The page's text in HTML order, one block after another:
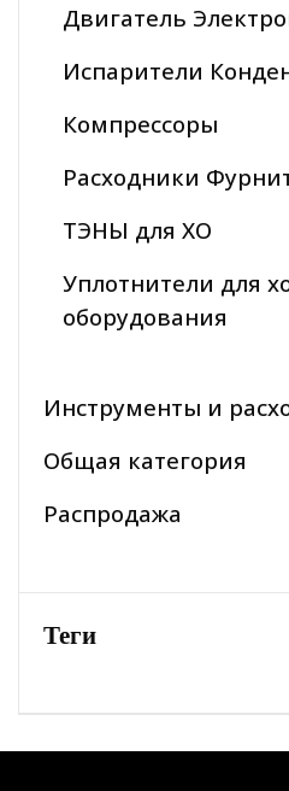
Двигатель
Испарители
Компрессоры
Расходники
ТЭНЫ для ХО
Уплотнители для
оборудования
Инструменты и
Общая категория
Распродажа
Теги